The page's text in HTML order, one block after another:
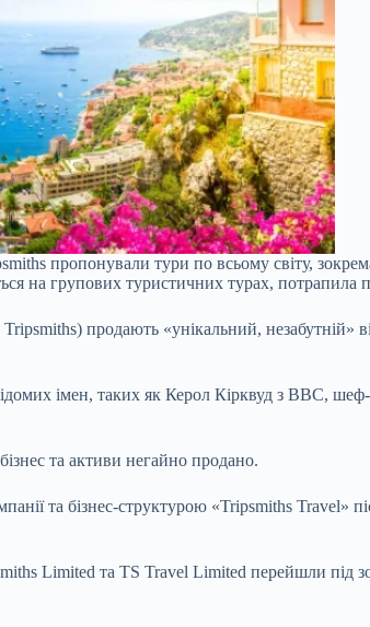
пропонували тури по всьому світу,
на групових туристичних турах, потрапила
продають «унікальний,
імен, таких як Керол Кірквуд з BBC,
та активи негайно продано.
та бізнес-структурою «Tripsmiths Travel»
Limited та TS Travel Limited перейшли